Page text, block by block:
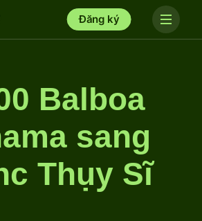
Đăng ký
Balboa
sang
Thụy Sĩ